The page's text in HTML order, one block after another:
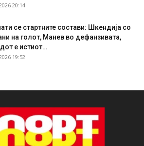
20:14
се стартните состави: Шкендија со
на голот, Манев во дефанзивата,
е истиот…
19:52